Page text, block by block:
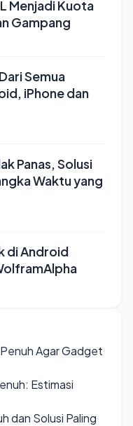
Menjadi Kuota
Gampang
Semua
iPhone dan
Panas, Solusi
Waktu yang
di Android
Agar Gadget
Estimasi
dan Solusi Paling